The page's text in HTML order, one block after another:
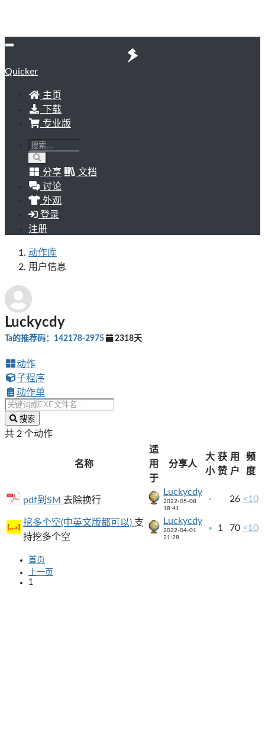
Quicker
主页
下载
专业版
分享
文档
讨论
外观
登录
注册
动作库
用户信息
Luckycdy
Ta的推荐码：142178-2975 2318天
动作
子程序
动作单
搜索
共 2 个动作
名称
适
用
于
分享人
大
小
获
赞
用
户
频
度
pdf到SM 去除换行
Luckycdy
2022-05-08
18:41
26 <10
挖多个空(中英文版都可以) 支
持挖多个空
Luckycdy
2022-04-01
21:28
1 70 <10
首页
上一页
1